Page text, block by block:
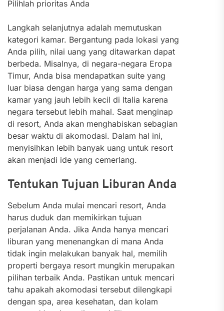
Pilihlah prioritas Anda
Langkah selanjutnya adalah memutuskan
kategori kamar. Bergantung pada lokasi yang
Anda pilih, nilai uang yang ditawarkan dapat
berbeda. Misalnya, di negara-negara Eropa
Timur, Anda bisa mendapatkan suite yang
luar biasa dengan harga yang sama dengan
kamar yang jauh lebih kecil di Italia karena
negara tersebut lebih mahal. Saat menginap
di resort, Anda akan menghabiskan sebagian
besar waktu di akomodasi. Dalam hal ini,
menyisihkan lebih banyak uang untuk resort
akan menjadi ide yang cemerlang.
Tentukan Tujuan Liburan Anda
Sebelum Anda mulai mencari resort, Anda
harus duduk dan memikirkan tujuan
perjalanan Anda. Jika Anda hanya mencari
liburan yang menenangkan di mana Anda
tidak ingin melakukan banyak hal, memilih
properti bergaya resort mungkin merupakan
pilihan terbaik Anda. Pastikan untuk mencari
tahu apakah akomodasi tersebut dilengkapi
dengan spa, area kesehatan, dan kolam